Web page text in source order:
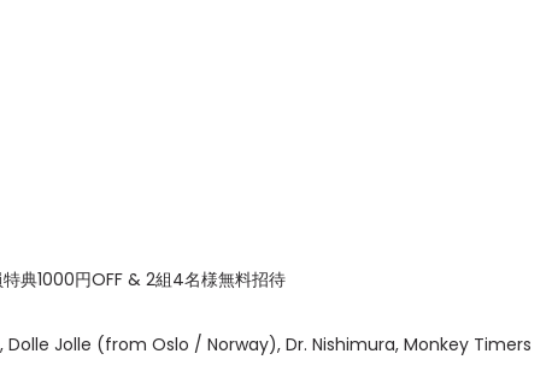
典1000円OFF & 2組4名様無料招待
Jolle (from Oslo / Norway), Dr. Nishimura, Monkey Timers